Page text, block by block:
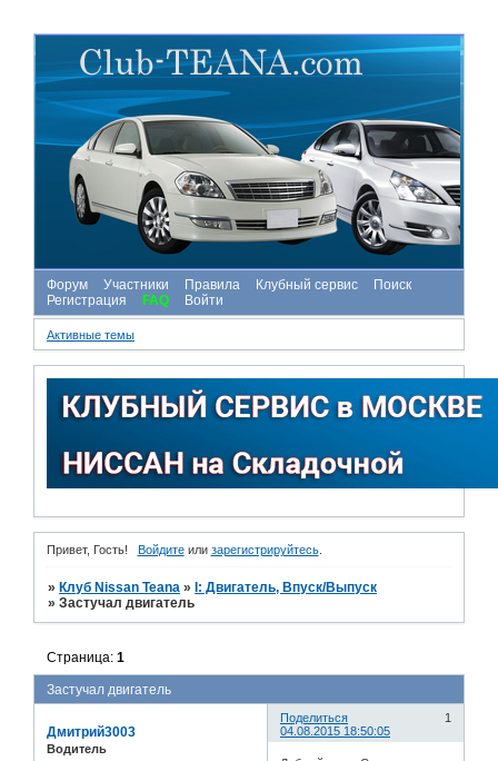
Форум Участники Правила Клубный сервис
Поиск
Регистрация
FAQ Войти
Активные темы
Привет, Гость! Войдитеили зарегистрируйтесь.
» Клуб Nissan Teana » I: Двигатель, Впуск/Выпуск
»Застучал двигатель
Застучал двигатель
Страница:1
Поделиться
1
04.08.2015 18:50:05
Дмитрий3003
Водитель